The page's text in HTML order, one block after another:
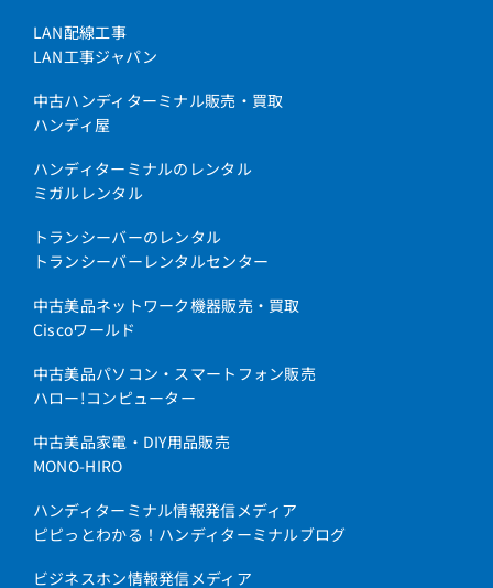
LAN配線工事
LAN工事ジャパン
中古ハンディターミナル販売・買取
ハンディ屋
ハンディターミナルのレンタル
ミガルレンタル
トランシーバーのレンタル
トランシーバーレンタルセンター
中古美品ネットワーク機器販売・買取
Ciscoワールド
中古美品パソコン・スマートフォン販売
ハロー!コンピューター
中古美品家電・DIY用品販売
MONO-HIRO
ハンディターミナル情報発信メディア
ピピっとわかる！ハンディターミナルブログ
ビジネスホン情報発信メディア